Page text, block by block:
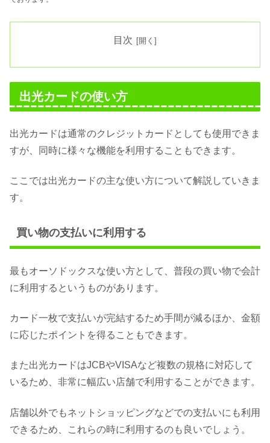
目次
出光カードの使い方
出光カードは通常のクレジットカードとしても使用できま
すが、同時に様々な機能を利用することもできます。
ここでは出光カードの主な使い方について解説していきま
す。
買い物の支払いに利用する
最もオーソドックスな使い方として、普段の買い物で会計
に利用するというものがあります。
カード一枚で支払いが完結するため手間が減るほか、金額
に応じたポイントを得ることもできます。
また出光カードはJCBやVISAなど複数の規格に対応して
いるため、非常に幅広い店舗で利用することができます。
店舗以外でもネットショッピングなどでの支払いにも利用
できるため、これらの時に利用するのも良いでしょう。